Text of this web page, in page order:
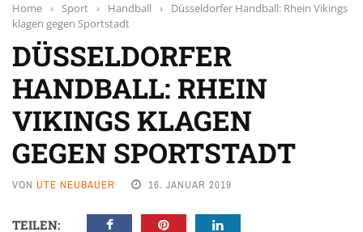
Home › Sport › Handball ›
Düsseldorfer Handball: Rhein Vikings
klagen gegen Sportstadt
DÜSSELDORFER
HANDBALL: RHEIN
VIKINGS KLAGEN
GEGEN SPORTSTADT
VON UTE NEUBAUER 16. JANUAR 2019
TEILEN: